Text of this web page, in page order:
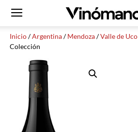
Inicio/Argentina/Mendoza/Valle de Uco
Colección